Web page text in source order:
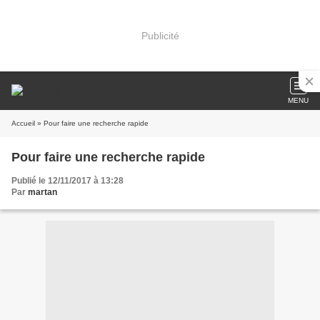
Publicité
MENU
Accueil » Pour faire une recherche rapide
Pour faire une recherche rapide
Publié le 12/11/2017 à 13:28
Par martan